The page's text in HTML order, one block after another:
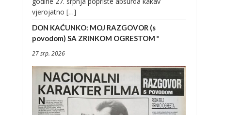
vjerojatno […]
DON KAĆUNKO: MOJ RAZGOVOR (s
povodom) SA ZRINKOM OGRESTOM *
27 srp. 2026